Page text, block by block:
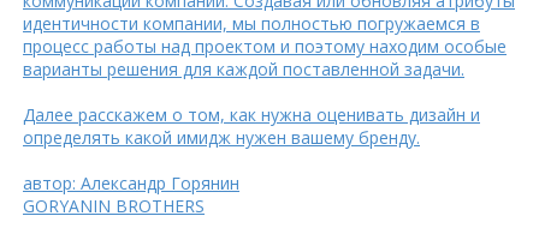
идентичности компании, мы полностью погружаемся в
процесс работы над проектом и поэтому находим особые
варианты решения для каждой поставленной задачи.
Далее расскажем о том, как нужна оценивать дизайн и
определять какой имидж нужен вашему бренду.
автор: Александр Горянин
GORYANIN BROTHERS